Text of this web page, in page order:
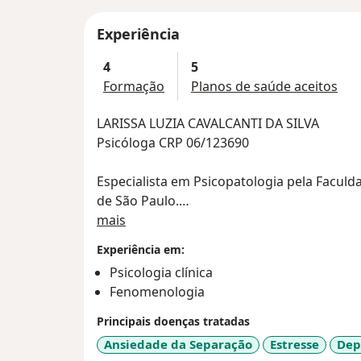
Experiência
4
Formação
5
Planos de saúde aceitos
LARISSA LUZIA CAVALCANTI DA SILVA
Psicóloga CRP 06/123690
Especialista em Psicopatologia pela
de São Paulo.
Minha atuação na área começou em
Residência Terapêutica, como plantonista,
limitação de autonomia psicossocial.
área de recursos humanos do centro dia e
psicologia.
Desde 2015, iniciei a minha atuação
crianças, adolescentes, adultos e idosos,
mais
Experiência em:
Psicologia clínica
Fenomenologia
Principais doenças tratadas
Ansiedade da Separação Estresse